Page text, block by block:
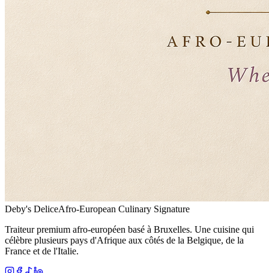
Deby's DeliceAfro-European Culinary Signature
Traiteur premium afro-européen basé à Bruxelles. Une cuisine qui
célèbre plusieurs pays d'Afrique aux côtés de la Belgique, de la
France et de l'Italie.